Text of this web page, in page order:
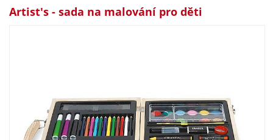
Artist's - sada na malování pro děti